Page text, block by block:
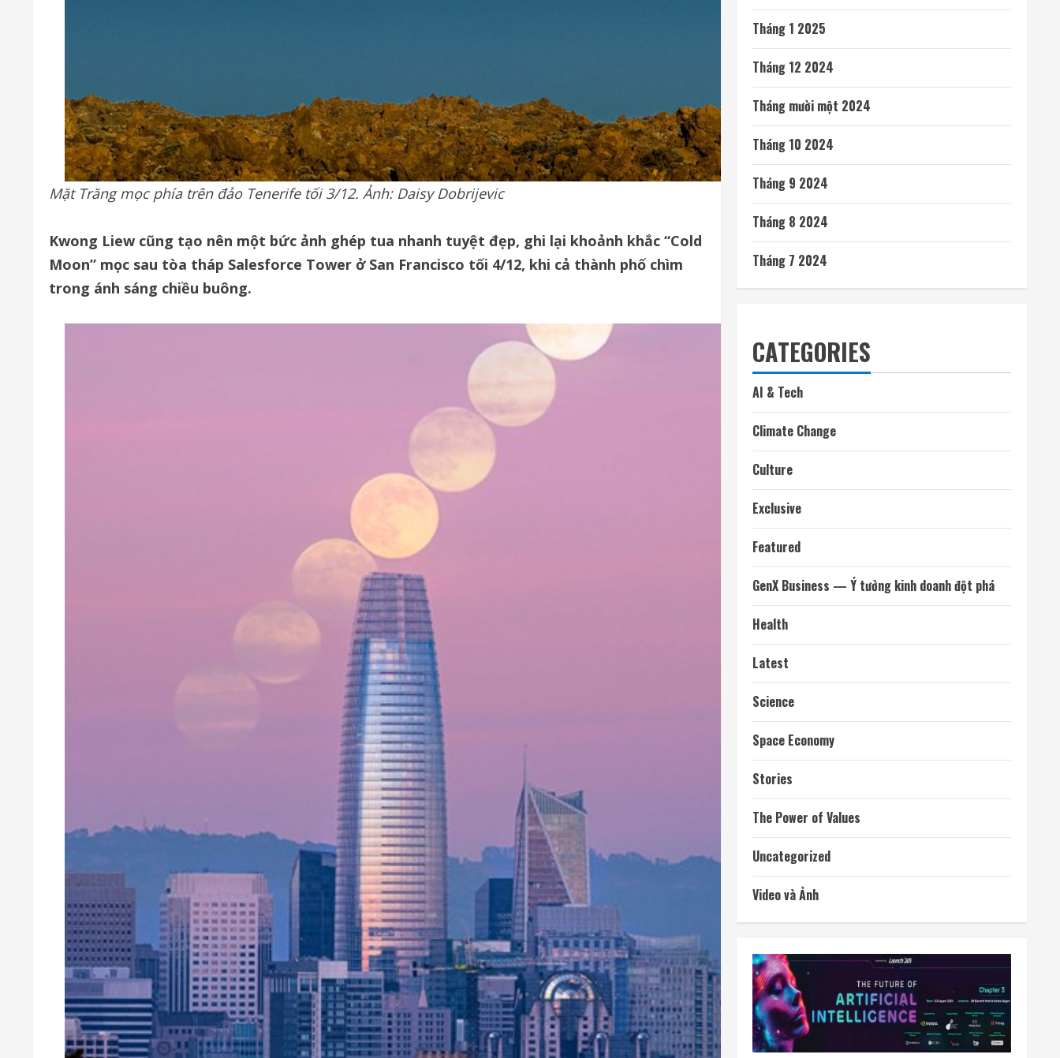
Mặt Trăng mọc phía trên đảo Tenerife tối 3/12. Ảnh: Daisy Dobrijevic
Kwong Liew cũng tạo nên một bức ảnh ghép tua nhanh tuyệt đẹp, ghi lại khoảnh khắc “Cold
Moon” mọc sau tòa tháp Salesforce Tower ở San Francisco tối 4/12, khi cả thành phố chìm
trong ánh sáng chiều buông.
Tháng 1 2025
Tháng 12 2024
Tháng mười một 2024
Tháng 10 2024
Tháng 9 2024
Tháng 8 2024
Tháng 7 2024
CATEGORIES
AI & Tech
Climate Change
Culture
Exclusive
Featured
GenX Business — Ý tưởng kinh doanh đột phá
Health
Latest
Science
Space Economy
Stories
The Power of Values
Uncategorized
Video và Ảnh